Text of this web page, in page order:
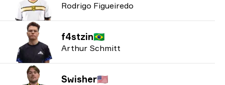
Rodrigo Figueiredo
f4stzin🇧🇷
Arthur Schmitt
Swisher🇺🇸